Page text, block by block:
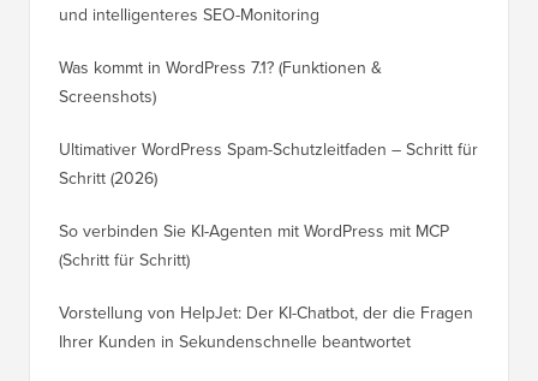
und intelligenteres SEO-Monitoring
Was kommt in WordPress 7.1? (Funktionen &
Screenshots)
Ultimativer WordPress Spam-Schutzleitfaden – Schritt für
Schritt (2026)
So verbinden Sie KI-Agenten mit WordPress mit MCP
(Schritt für Schritt)
Vorstellung von HelpJet: Der KI-Chatbot, der die Fragen
Ihrer Kunden in Sekundenschnelle beantwortet